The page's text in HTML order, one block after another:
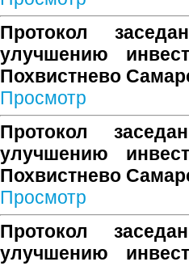
Протокол
улучшению
Похвистнево
Просмотр
Протокол
улучшению
Похвистнево
Просмотр
Протокол
улучшению